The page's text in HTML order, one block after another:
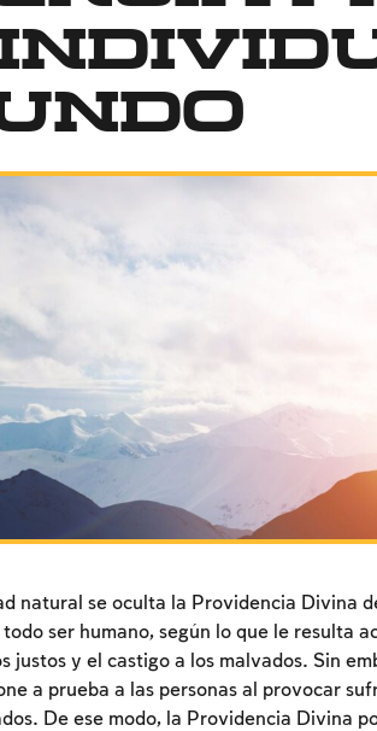
natural se oculta la Providencia Divina
ser humano, según lo que le resulta
justos y el castigo a los malvados. Sin
a prueba a las personas al provocar
De ese modo, la Providencia Divina